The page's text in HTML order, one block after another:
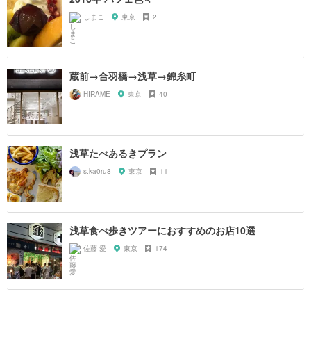
しまこ 東京 2
蔵前→合羽橋→浅草→錦糸町
HIRAME 東京 40
浅草たべあるきプラン
s.ka0ru8 東京 11
浅草食べ歩きツアーにおすすめのお店10選
佐藤 愛 東京 174